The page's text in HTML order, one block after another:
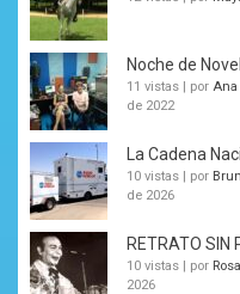
Noche de
11 vistas | por Ana
de 2022
La Cadena
10 vistas | por
de 2026
RETRATO SIN
10 vistas | por
2026